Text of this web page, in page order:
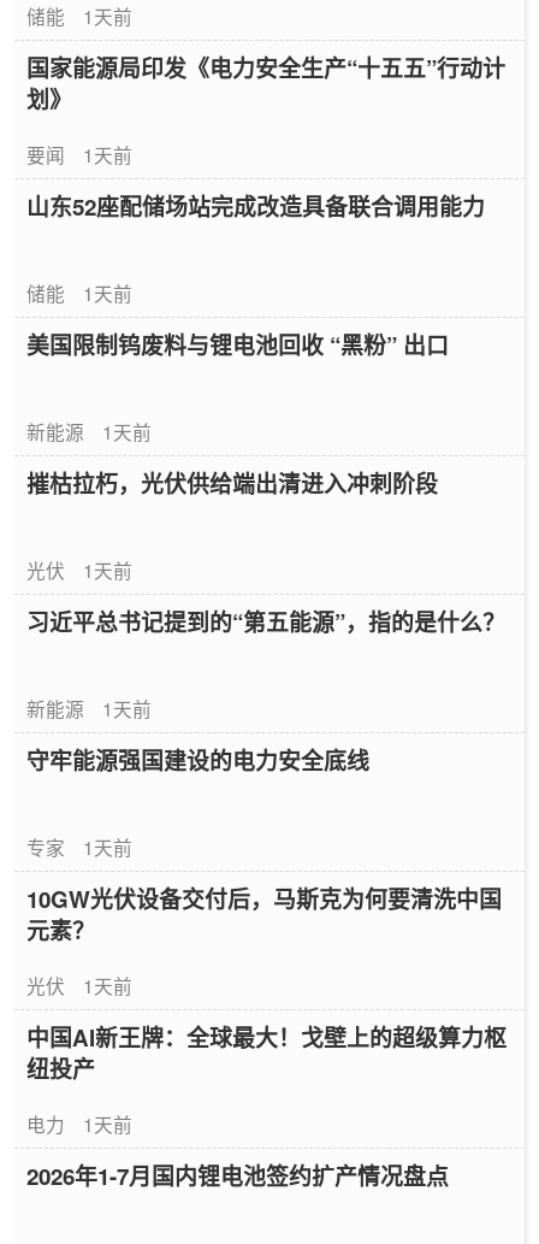
储能 1天前
国家能源局印发《电力安全生产“十五五”行动计
划》
要闻 1天前
山东52座配储场站完成改造具备联合调用能力
储能 1天前
美国限制钨废料与锂电池回收 “黑粉” 出口
新能源 1天前
摧枯拉朽，光伏供给端出清进入冲刺阶段
光伏 1天前
习近平总书记提到的“第五能源”，指的是什么？
新能源 1天前
守牢能源强国建设的电力安全底线
专家 1天前
10GW光伏设备交付后，马斯克为何要清洗中国
元素？
光伏 1天前
中国AI新王牌：全球最大！戈壁上的超级算力枢
纽投产
电力 1天前
2026年1-7月国内锂电池签约扩产情况盘点